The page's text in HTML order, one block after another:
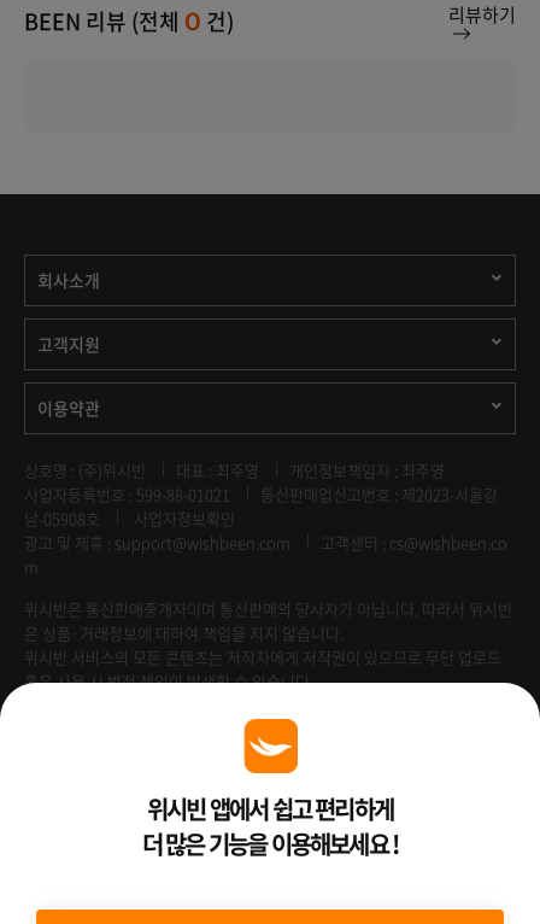
BEEN 리뷰 (전체 0 건) 리뷰하기
회사소개
고객지원
이용약관
상호명 : (주)위시빈 대표 : 최주영
개인정보책임자 : 최주영
사업자등록번호 : 599-88-01021
통신판매업신고번호 : 제2023-서울강
남-05908호
사업자정보확인
광고 및 제휴 : support@wishbeen.com
고객센터 : cs@wishbeen.co
m
위시빈은 통신판매중개자이며 통신판매의 당사자가 아닙니다. 따라서 위시빈
은 상품·거래정보에 대하여 책임을 지지 않습니다.
위시빈 서비스의 모든 콘텐츠는 저작자에게 저작권이 있으므로 무단 업로드
혹은 사용 시 법적 책임이 발생할 수 있습니다.
Venture Enterprise위시빈 앱에서 쉽고 편리하게
더 많은 기능을 이용해보세요 !